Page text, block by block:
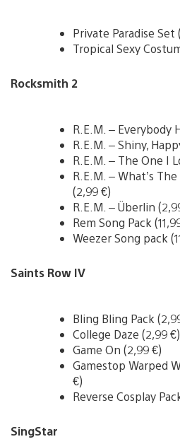
Private Paradise Set
Tropical Sexy
Rocksmith 2
R.E.M. – Everybody
R.E.M. – Shiny,
R.E.M. – The One I
R.E.M. – What’s
(2,99 €)
R.E.M. – Überlin
Rem Song Pack
Weezer Song pack
Saints Row IV
Bling Bling Pack
College Daze (2,99 €)
Game On (2,99 €)
Gamestop Warped
€)
Reverse Cosplay
SingStar